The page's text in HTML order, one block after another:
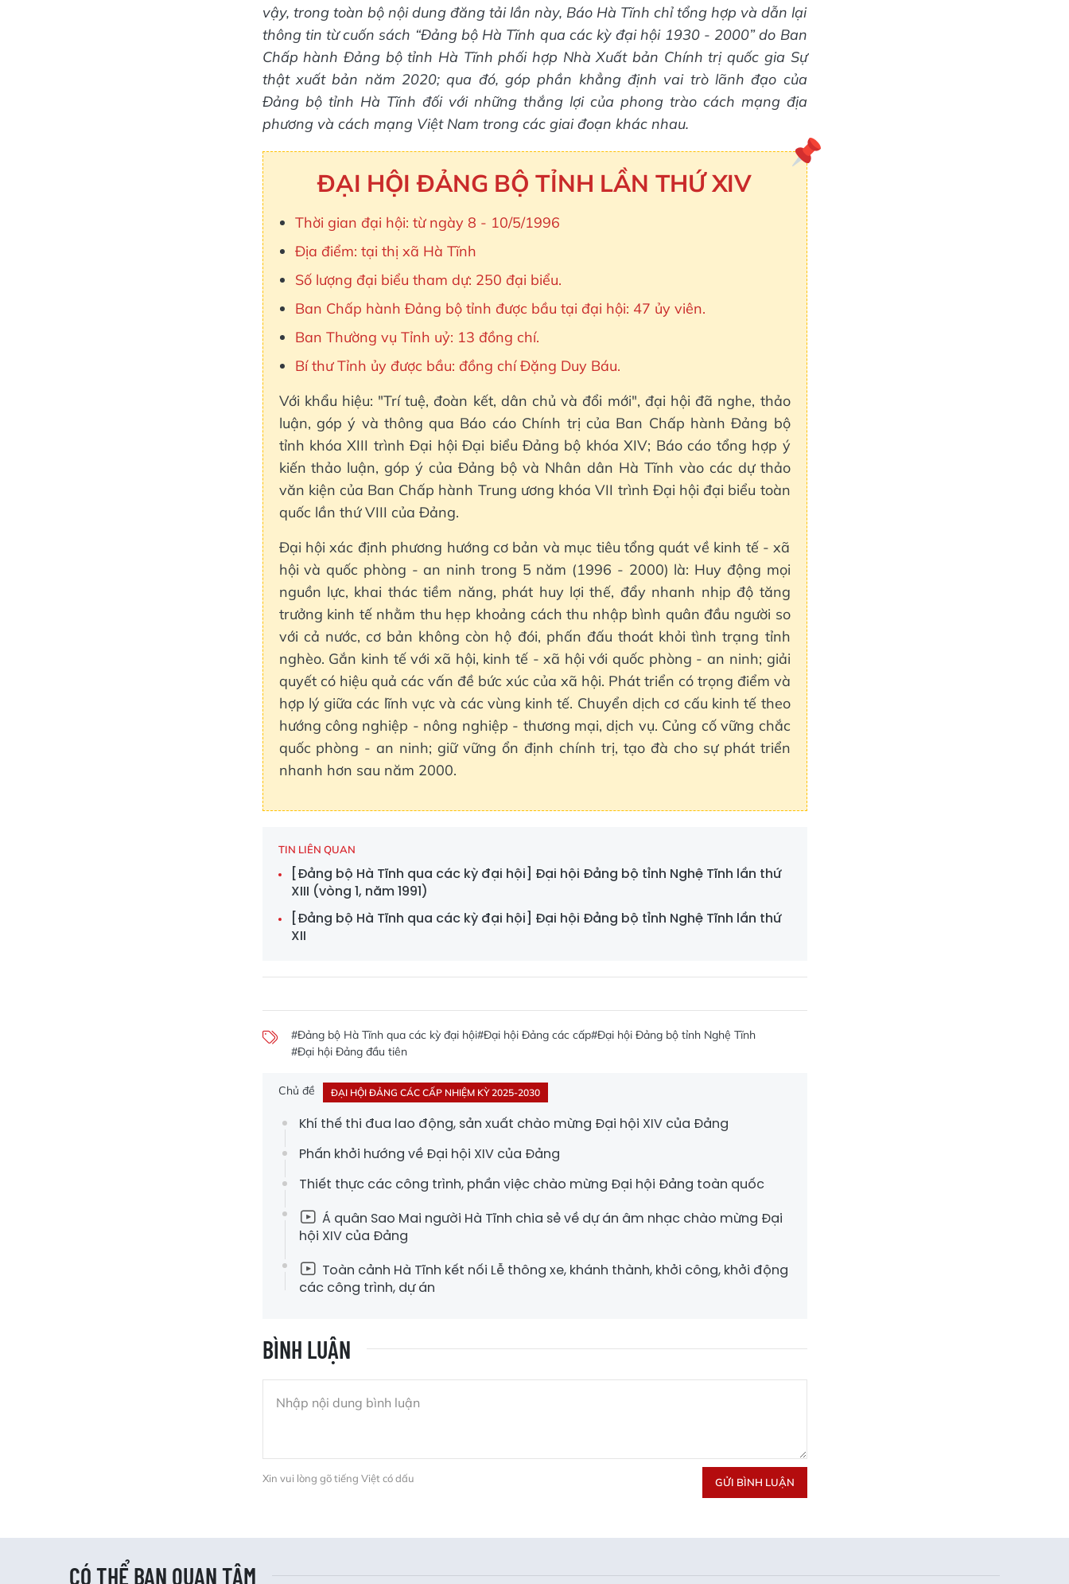
vậy, trong toàn bộ nội dung đăng tải lần này, Báo Hà Tĩnh chỉ tổng hợp và dẫn lại
thông tin từ cuốn sách “Đảng bộ Hà Tĩnh qua các kỳ đại hội 1930 - 2000” do Ban
Chấp hành Đảng bộ tỉnh Hà Tĩnh phối hợp Nhà Xuất bản Chính trị quốc gia Sự
thật xuất bản năm 2020; qua đó, góp phần khẳng định vai trò lãnh đạo của
Đảng bộ tỉnh Hà Tĩnh đối với những thắng lợi của phong trào cách mạng địa
phương và cách mạng Việt Nam trong các giai đoạn khác nhau.
ĐẠI HỘI ĐẢNG BỘ TỈNH LẦN THỨ XIV
Thời gian đại hội: từ ngày 8 - 10/5/1996
Địa điểm: tại thị xã Hà Tĩnh
Số lượng đại biểu tham dự: 250 đại biểu.
Ban Chấp hành Đảng bộ tỉnh được bầu tại đại hội: 47 ủy viên.
Ban Thường vụ Tỉnh uỷ: 13 đồng chí.
Bí thư Tỉnh ủy được bầu: đồng chí Đặng Duy Báu.
Với khẩu hiệu: "Trí tuệ, đoàn kết, dân chủ và đổi mới", đại hội đã nghe, thảo
luận, góp ý và thông qua Báo cáo Chính trị của Ban Chấp hành Đảng bộ
tỉnh khóa XIII trình Đại hội Đại biểu Đảng bộ khóa XIV; Báo cáo tổng hợp ý
kiến thảo luận, góp ý của Đảng bộ và Nhân dân Hà Tĩnh vào các dự thảo
văn kiện của Ban Chấp hành Trung ương khóa VII trình Đại hội đại biểu toàn
quốc lần thứ VIII của Đảng.
Đại hội xác định phương hướng cơ bản và mục tiêu tổng quát về kinh tế - xã
hội và quốc phòng - an ninh trong 5 năm (1996 - 2000) là: Huy động mọi
nguồn lực, khai thác tiềm năng, phát huy lợi thế, đẩy nhanh nhịp độ tăng
trưởng kinh tế nhằm thu hẹp khoảng cách thu nhập bình quân đầu người so
với cả nước, cơ bản không còn hộ đói, phấn đấu thoát khỏi tình trạng tỉnh
nghèo. Gắn kinh tế với xã hội, kinh tế - xã hội với quốc phòng - an ninh; giải
quyết có hiệu quả các vấn đề bức xúc của xã hội. Phát triển có trọng điểm và
hợp lý giữa các lĩnh vực và các vùng kinh tế. Chuyển dịch cơ cấu kinh tế theo
hướng công nghiệp - nông nghiệp - thương mại, dịch vụ. Củng cố vững chắc
quốc phòng - an ninh; giữ vững ổn định chính trị, tạo đà cho sự phát triển
nhanh hơn sau năm 2000.
TIN LIÊN QUAN
[Đảng bộ Hà Tĩnh qua các kỳ đại hội] Đại hội Đảng bộ tỉnh Nghệ Tĩnh lần thứ
XIII (vòng 1, năm 1991)
[Đảng bộ Hà Tĩnh qua các kỳ đại hội] Đại hội Đảng bộ tỉnh Nghệ Tĩnh lần thứ
XII
#Đảng bộ Hà Tĩnh qua các kỳ đại hội#Đại hội Đảng các cấp#Đại hội Đảng bộ tỉnh Nghệ Tĩnh
#Đại hội Đảng đầu tiên
Chủ đề ĐẠI HỘI ĐẢNG CÁC CẤP NHIỆM KỲ 2025-2030
Khí thế thi đua lao động, sản xuất chào mừng Đại hội XIV của Đảng
Phấn khởi hướng về Đại hội XIV của Đảng
Thiết thực các công trình, phần việc chào mừng Đại hội Đảng toàn quốc
Á quân Sao Mai người Hà Tĩnh chia sẻ về dự án âm nhạc chào mừng Đại
hội XIV của Đảng
Toàn cảnh Hà Tĩnh kết nối Lễ thông xe, khánh thành, khởi công, khởi động
các công trình, dự án
BÌNH LUẬN
Xin vui lòng gõ tiếng Việt có dấu GỬI BÌNH LUẬN
CÓ THỂ BẠN QUAN TÂM